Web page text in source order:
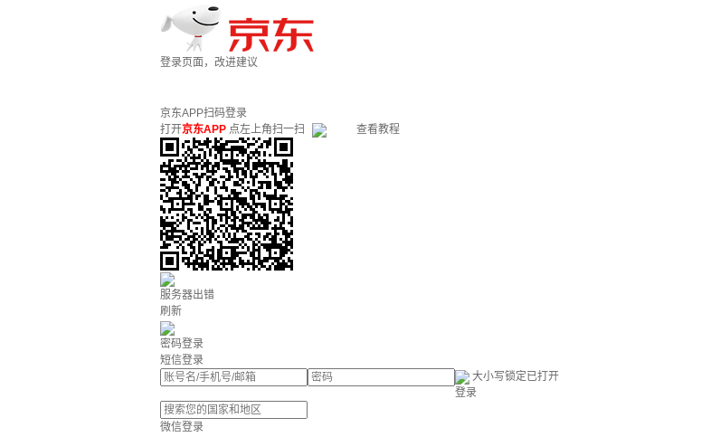
登录页面，改进建议
京东APP扫码登录
打开京东APP 点左上角扫一扫 查看教程
服务器出错
刷新
密码登录
短信登录
大小写锁定已打开
登录
微信登录